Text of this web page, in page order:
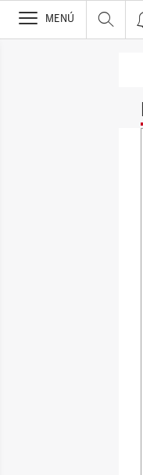
>
MENÚ